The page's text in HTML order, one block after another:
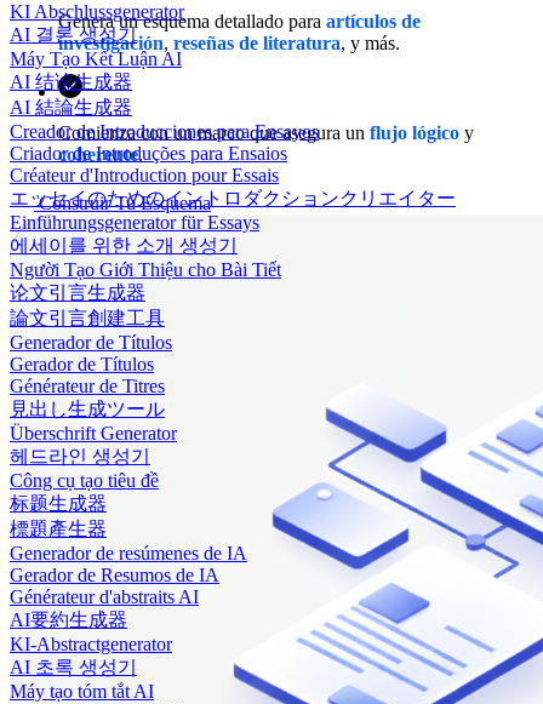
KI Abschlussgenerator
AI 결론 생성기
Máy Tạo Kết Luận AI
AI 结论生成器
AI 結論生成器
Creador de Introducciones para Ensayos
Criador de Introduções para Ensaios
Créateur d'Introduction pour Essais
エッセイのためのイントロダクションクリエイター
Einführungsgenerator für Essays
에세이를 위한 소개 생성기
Người Tạo Giới Thiệu cho Bài Tiết
论文引言生成器
論文引言創建工具
Generador de Títulos
Gerador de Títulos
Générateur de Titres
見出し生成ツール
Überschrift Generator
헤드라인 생성기
Công cụ tạo tiêu đề
标题生成器
標題產生器
Generador de resúmenes de IA
Gerador de Resumos de IA
Générateur d'abstraits AI
AI要約生成器
KI-Abstractgenerator
AI 초록 생성기
Máy tạo tóm tắt AI
Genera un esquema detallado para artículos de
investigación, reseñas de literatura, y más.
Comienza con un marco que asegura un flujo lógico y
coherente.
Construir Tu Esquema